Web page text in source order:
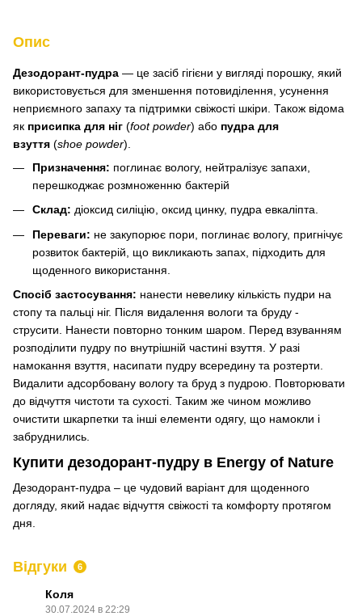
Опис
Дезодорант-пудра — це засіб гігієни у вигляді порошку, який
використовується для зменшення потовиділення, усунення
неприємного запаху та підтримки свіжості шкіри. Також відома
як присипка для ніг (foot powder) або пудра для
взуття (shoe powder).
Призначення: поглинає вологу, нейтралізує запахи,
перешкоджає розмноженню бактерій
Склад: діоксид силіцію, оксид цинку, пудра евкаліпта.
Переваги: не закупорює пори, поглинає вологу, пригнічує
розвиток бактерій, що викликають запах, підходить для
щоденного використання.
Спосіб застосування: нанести невелику кількість пудри на
стопу та пальці ніг. Після видалення вологи та бруду -
струсити. Нанести повторно тонким шаром. Перед взуванням
розподілити пудру по внутрішній частині взуття. У разі
намокання взуття, насипати пудру всередину та розтерти.
Видалити адсорбовану вологу та бруд з пудрою. Повторювати
до відчуття чистоти та сухості. Таким же чином можливо
очистити шкарпетки та інші елементи одягу, що намокли і
забруднились.
Купити дезодорант-пудру в Energy of Nature
Дезодорант-пудра – це чудовий варіант для щоденного
догляду, який надає відчуття свіжості та комфорту протягом
дня.
Відгуки 6
Коля
30.07.2024 в 22:29